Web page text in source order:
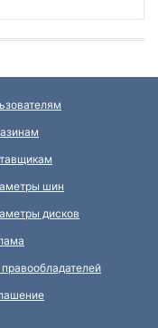
шин
дисков